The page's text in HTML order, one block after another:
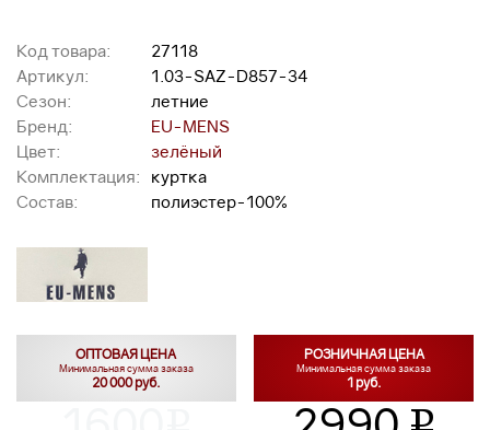
Код товара:
27118
Артикул:
1.03-SAZ-D857-34
Сезон:
летние
Бренд:
EU-MENS
Цвет:
зелёный
Комплектация:
куртка
Состав:
полиэстер-100%
ОПТОВАЯ ЦЕНА
Минимальная сумма заказа
20 000 руб.
РОЗНИЧНАЯ ЦЕНА
Минимальная сумма заказа
1 руб.